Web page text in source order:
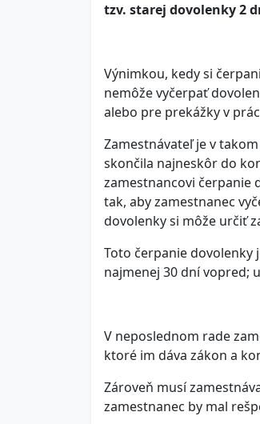
tzv. starej dovolenky 2
Výnimkou, kedy si
nemôže vyčerpať
alebo pre prekážky v
Zamestnávateľ je v
skončila najneskôr do
zamestnancovi čerpanie
tak, aby zamestnanec
dovolenky si môže určiť
Toto čerpanie dovolenky
najmenej 30 dní vopred;
V neposlednom rade
ktoré im dáva zákon a
Zároveň musí
zamestnanec by mal